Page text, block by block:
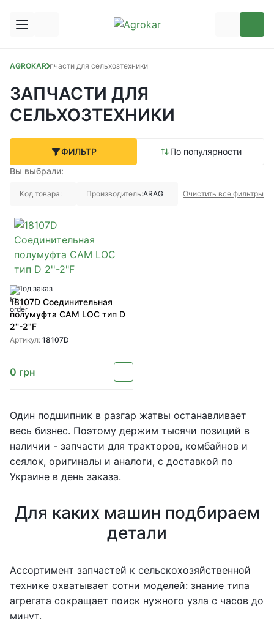
AGROKARЗапчасти для сельхозтехники
ЗАПЧАСТИ ДЛЯ
СЕЛЬХОЗТЕХНИКИ
ФИЛЬТР
По популярности
Вы выбрали:
Код товара: Производитель:ARAG Очистить все фильтры
Под заказ
18107D Соединительная
полумуфта CAM LOC тип D
2''-2"F
Артикул: 18107D
0 грн
Один подшипник в разгар жатвы останавливает
весь бизнес. Поэтому держим тысячи позиций в
наличии - запчасти для тракторов, комбайнов и
сеялок, оригиналы и аналоги, с доставкой по
Украине в день заказа.
Для каких машин подбираем
детали
Ассортимент запчастей к сельскохозяйственной
технике охватывает сотни моделей: знание типа
агрегата сокращает поиск нужного узла с часов до
минут.